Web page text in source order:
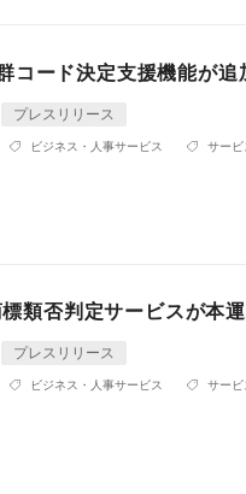
コード決定支援機能が追
プレスリリース
ビジネス・人事サービス サービ
類否判定サービスが本運
プレスリリース
ビジネス・人事サービス サービ